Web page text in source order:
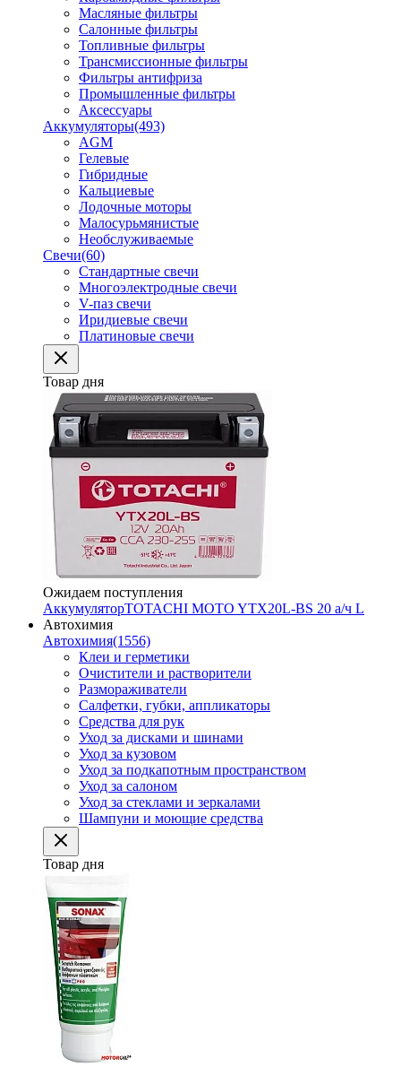
Масляные фильтры
Салонные фильтры
Топливные фильтры
Трансмиссионные фильтры
Фильтры антифриза
Промышленные фильтры
Аксессуары
Аккумуляторы(493)
AGM
Гелевые
Гибридные
Кальциевые
Лодочные моторы
Малосурьмянистые
Необслуживаемые
Свечи(60)
Стандартные свечи
Многоэлектродные свечи
V-паз свечи
Иридиевые свечи
Платиновые свечи
Товар дня
Ожидаем поступления
АккумуляторTOTACHI MOTO YTX20L-BS 20 а/ч L
Автохимия
Автохимия(1556)
Клеи и герметики
Очистители и растворители
Размораживатели
Салфетки, губки, аппликаторы
Средства для рук
Уход за дисками и шинами
Уход за кузовом
Уход за подкапотным пространством
Уход за салоном
Уход за стеклами и зеркалами
Шампуни и моющие средства
Товар дня